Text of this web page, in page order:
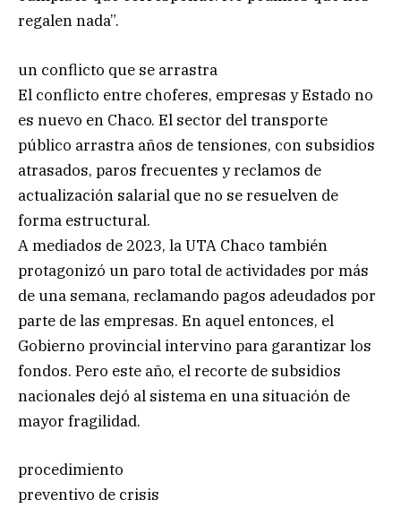
regalen nada”.
un conflicto que se arrastra
El conflicto entre choferes, empresas y Estado no
es nuevo en Chaco. El sector del transporte
público arrastra años de tensiones, con subsidios
atrasados, paros frecuentes y reclamos de
actualización salarial que no se resuelven de
forma estructural.
A mediados de 2023, la UTA Chaco también
protagonizó un paro total de actividades por más
de una semana, reclamando pagos adeudados por
parte de las empresas. En aquel entonces, el
Gobierno provincial intervino para garantizar los
fondos. Pero este año, el recorte de subsidios
nacionales dejó al sistema en una situación de
mayor fragilidad.
procedimiento
preventivo de crisis